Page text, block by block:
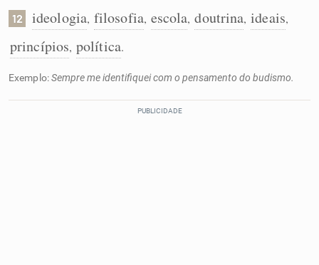
12 ideologia, filosofia, escola, doutrina, ideais,
princípios, política.
Exemplo:Sempre me identifiquei com o pensamento do budismo.